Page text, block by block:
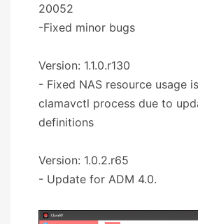
20052
-Fixed minor bugs
Version: 1.1.0.r130
- Fixed NAS resource usage
clamavctl process due to
definitions
Version: 1.0.2.r65
- Update for ADM 4.0.